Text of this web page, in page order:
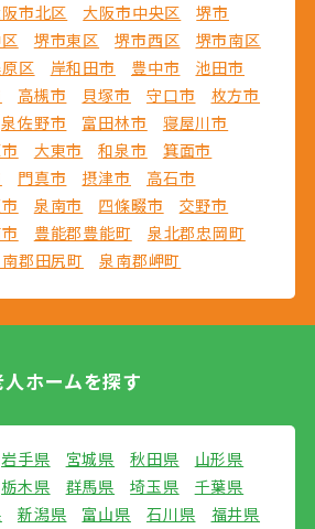
市北区 大阪市中央区
堺市
堺市東区 堺市西区
堺市南区
区 岸和田市 豊中市
池田市
高槻市 貝塚市 守口市
枚方市
泉佐野市 富田林市
寝屋川市
大東市 和泉市
箕面市
門真市 摂津市
高石市
泉南市 四條畷市
交野市
豊能郡豊能町
泉北郡忠岡町
郡田尻町 泉南郡岬町
人ホームを探す
岩手県 宮城県 秋田県
山形県
栃木県 群馬県 埼玉県
千葉県
新潟県 富山県 石川県
福井県